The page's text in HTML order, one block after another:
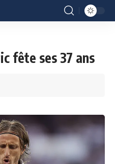
fête ses 37 ans